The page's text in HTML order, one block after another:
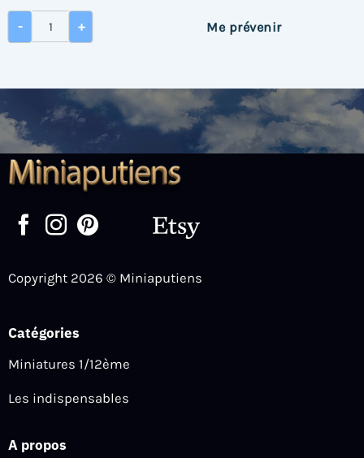
-
quantité de Piano mural droit en bois brut
+ Me prévenir
Copyright 2026 © Miniaputiens
Catégories
Miniatures 1/12ème
Les indispensables
A propos